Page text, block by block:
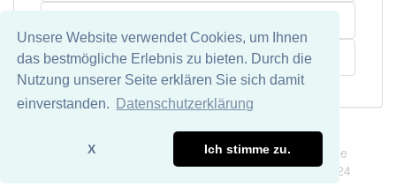
Unsere Website verwendet Cookies, um Ihnen
das bestmögliche Erlebnis zu bieten. Durch die
Nutzung unserer Seite erklären Sie sich damit
einverstanden.
Datenschutzerklärung
X Ich stimme zu.
Maschinenbau
Datenschutz
Wir übernehmen keine Garantie und keine Haftung für die
Richtigkeit und Vollständigkeit dieser Seite. DDDEasy 2024